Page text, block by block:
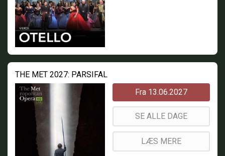
THE MET 2027: PARSIFAL
Fra 13.06.2027
SE ALLE DAGE
LÆS MERE